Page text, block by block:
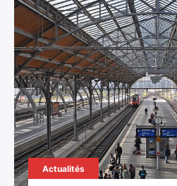
Actualités